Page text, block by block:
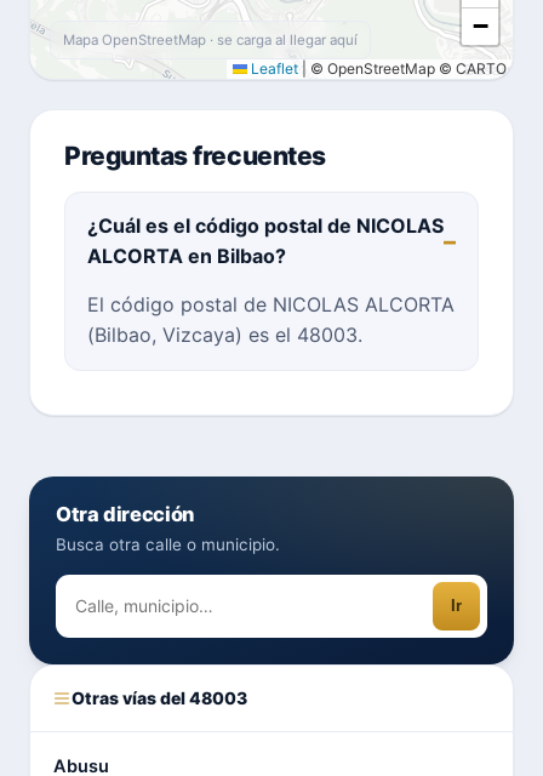
−
Leaflet © OpenStreetMap © CARTO
Mapa OpenStreetMap · se carga al llegar aquí
Preguntas frecuentes
¿Cuál es el código postal de NICOLAS
ALCORTA en Bilbao?
El código postal de NICOLAS ALCORTA
(Bilbao, Vizcaya) es el 48003.
Otra dirección
Busca otra calle o municipio.
Ir
Otras vías del 48003
Abusu